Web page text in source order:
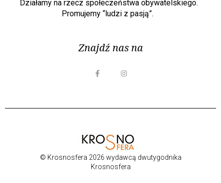
Działamy na rzecz społeczeństwa obywatelskiego.
Promujemy “ludzi z pasją”.
Znajdź nas na
© Krosnosfera 2026 wydawcą dwutygodnika
Krosnosfera